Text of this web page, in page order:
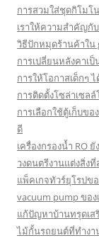
การสวมใส่ชุดกิโมโ
เราให้ความสำคัญกั
วิธีปักหมุดร้านค้าใน
การเปลี่ยนหลังคาเ
การให้โอกาสเด็กๆ
การติดตั้งโซล่าเซล
การเลือกใช้ตู้เก็บข
ดี
เครื่องกรองน้ำ RO
วงดนตรีงานแต่งสิ่ง
แพ็คเกจทัวร์ยุโรปข
vacuum pump ขอ
แก้ปัญหาบ้านทรุดเส
ไม้กั้นรถยนต์ที่ทำงา